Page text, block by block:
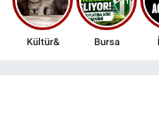
Kültür& Bursa
3.SAYFA
Trafik Durumu